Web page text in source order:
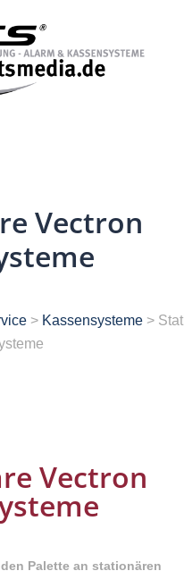
Vectron
> Kassensysteme >
Vectron
Palette an stationären